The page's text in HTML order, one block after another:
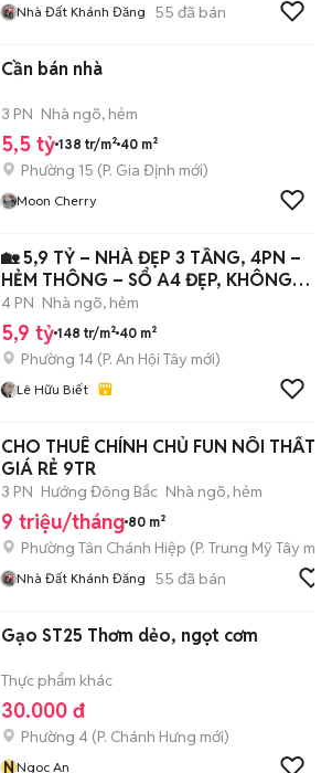
Nhà Đất Khánh Đăng 55 đã bán
Cần bán nhà
3 PN Nhà ngõ, hẻm
5,5 tỷ 138 tr/m² 40 m²
Phường 15 (P. Gia Định mới)
Moon Cherry
🏡 5,9 TỶ – NHÀ ĐẸP 3 TẦNG, 4PN –
HẺM THÔNG – SỔ A4 ĐẸP, KHÔNG
LỘ GIỚI
4 PN Nhà ngõ, hẻm
5,9 tỷ 148 tr/m² 40 m²
Phường 14 (P. An Hội Tây mới)
Lê Hữu Biết
CHO THUÊ CHÍNH CHỦ FUN NÔI THẤT
GIÁ RẺ 9TR
3 PN Hướng Đông Bắc Nhà ngõ, hẻm
9 triệu/tháng 80 m²
Phường Tân Chánh Hiệp (P. Trung Mỹ Tây mới)
Nhà Đất Khánh Đăng 55 đã bán
Gạo ST25 Thơm dẻo, ngọt cơm
Thực phẩm khác
30.000 đ
Phường 4 (P. Chánh Hưng mới)
NNgoc An